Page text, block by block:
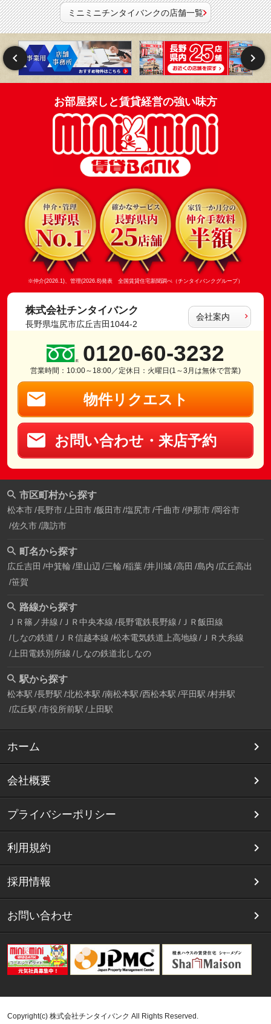
ミニミニチンタイバンクの店舗一覧
お部屋探しと賃貸経営の強い味方
※仲介(2026.1)、管理(2026.8)発表 全国賃貸住宅新聞調べ（チンタイバンクグループ）
株式会社チンタイバンク
長野県塩尻市広丘吉田1044-2
会社案内
0120-60-3232
営業時間：10:00～18:00／定休日：火曜日(1～3月は無休で営業)
物件リクエスト
お問い合わせ・来店予約
市区町村から探す
松本市 長野市 上田市 飯田市 塩尻市 千曲市 伊那市 岡谷市
佐久市 諏訪市
町名から探す
広丘吉田 中箕輪 里山辺 三輪 稲葉 井川城 高田 島内 広丘高出
笹賀
路線から探す
ＪＲ篠ノ井線 ＪＲ中央本線 長野電鉄長野線 ＪＲ飯田線
しなの鉄道 ＪＲ信越本線 松本電気鉄道上高地線
ＪＲ大糸線
上田電鉄別所線 しなの鉄道北しなの
駅から探す
松本駅 長野駅 北松本駅 南松本駅 西松本駅 平田駅 村井駅
広丘駅 市役所前駅 上田駅
ホーム
会社概要
プライバシーポリシー
利用規約
採用情報
お問い合わせ
Copyright(c) 株式会社チンタイバンク All Rights Reserved.